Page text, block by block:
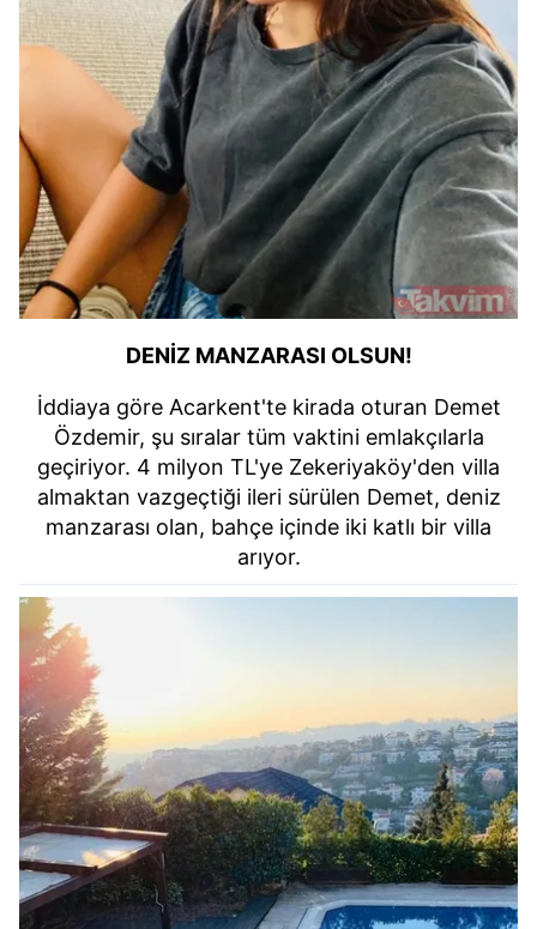
DENİZ MANZARASI OLSUN!
İddiaya göre Acarkent'te kirada oturan Demet
Özdemir, şu sıralar tüm vaktini emlakçılarla
geçiriyor. 4 milyon TL'ye Zekeriyaköy'den villa
almaktan vazgeçtiği ileri sürülen Demet, deniz
manzarası olan, bahçe içinde iki katlı bir villa
arıyor.